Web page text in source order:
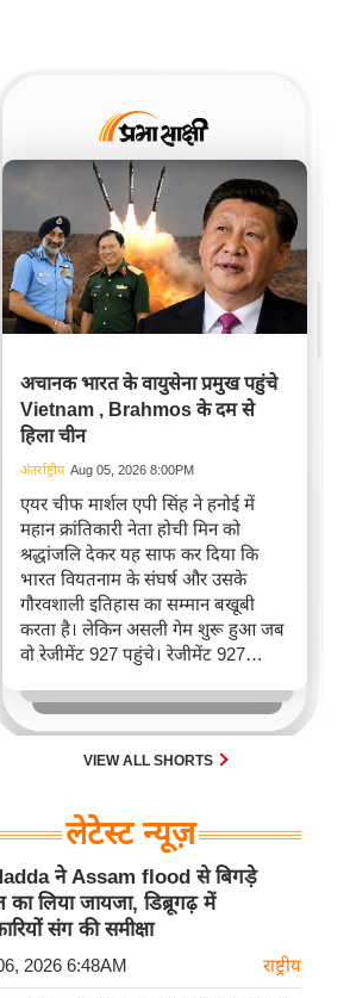
अचानक भारत के वायुसेना प्रमुख पहुंचे
Vietnam , Brahmos के दम से
हिला चीन
अंतर्राष्ट्रीय Aug 05, 2026 8:00PM
एयर चीफ मार्शल एपी सिंह ने हनोई में
महान क्रांतिकारी नेता होची मिन को
श्रद्धांजलि देकर यह साफ कर दिया कि
भारत वियतनाम के संघर्ष और उसके
गौरवशाली इतिहास का सम्मान बखूबी
करता है। लेकिन असली गेम शुरू हुआ जब
वो रेजीमेंट 927 पहुंचे। रेजीमेंट 927
एयर चीफ ने सीधे वियतनामी फाइटर
पायलट से बातचीत की। वियतनाम भी सुई
30 एम के भी उड़ाता है और भारत के पास
VIEW ALL SHORTS
लेटेस्ट न्यूज़
ने Assam flood से बिगड़े
का लिया जायजा, डिब्रूगढ़ में
संग की समीक्षा
2026 6:48AM राष्ट्रीय